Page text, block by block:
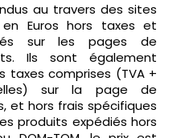
au travers des sites
Euros hors taxes et
sur les pages de
Ils sont également
taxes comprises (TVA +
sur la page de
et hors frais spécifiques
produits expédiés hors